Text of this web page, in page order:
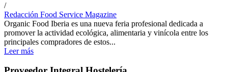
/
Redacción Food Service Magazine
Organic Food Iberia es una nueva feria profesional dedicada a
promover la actividad ecológica, alimentaria y vinícola entre los
principales compradores de estos...
Leer más